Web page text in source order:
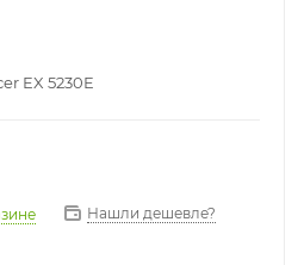
EX 5230E
Нашли дешевле?